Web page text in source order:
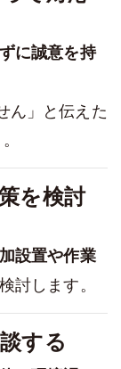
に誠意を持
ん」と伝えた
を検討
設置や作業
討します。
する